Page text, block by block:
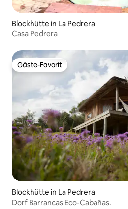
Blockhütte in La Pedrera
Casa Pedrera
Gäste-Favorit
Gäste-Favorit
Blockhütte in La Pedrera
Dorf Barrancas Eco-Cabañas.